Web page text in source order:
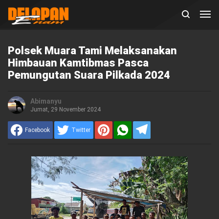
Polsek Muara Tami Melaksanakan
Himbauan Kamtibmas Pasca
Pemungutan Suara Pilkada 2024
Abimanyu
Jumat, 29 November 2024
Facebook Twitter